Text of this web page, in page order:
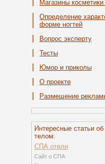
Магазины косметики
Определение
форме ногтей
Вопрос эксперту
Тесты
Юмор и приколы
О проекте
Размещение
Интересные статьи
телом:
СПА отели
Сайт о СПА